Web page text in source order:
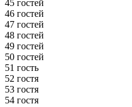
45 гостей
46 гостей
47 гостей
48 гостей
49 гостей
50 гостей
51 гость
52 гостя
53 гостя
54 гостя